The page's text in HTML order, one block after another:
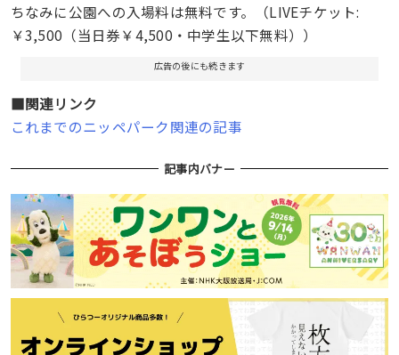
ちなみに公園への入場料は無料です。（LIVEチケット:
￥3,500（当日券￥4,500・中学生以下無料））
広告の後にも続きます
■関連リンク
これまでのニッペパーク関連の記事
記事内バナー